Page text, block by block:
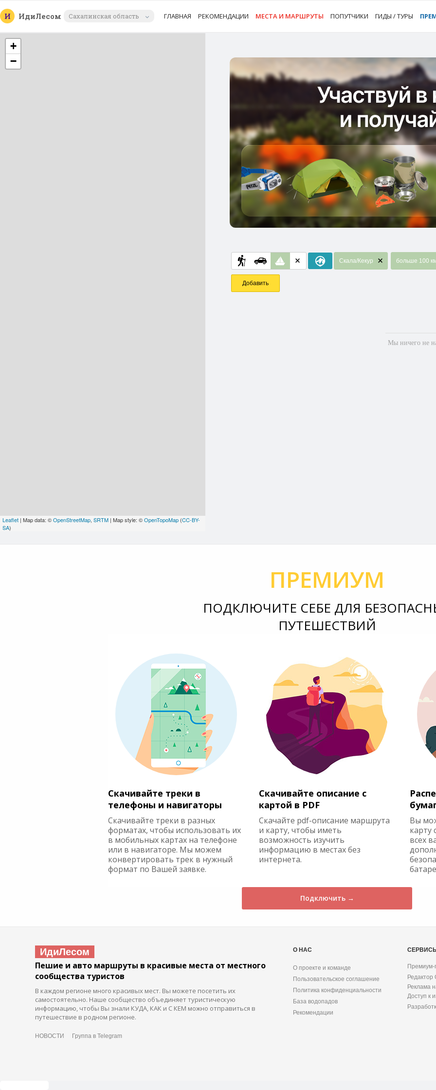
И ИдиЛесом Сахалинская область ГЛАВНАЯ РЕКОМЕНДАЦИИ МЕСТА И МАРШРУТЫ ПОПУТЧИКИ ГИДЫ / ТУРЫ
+
−
Leaflet | Map data: ©OpenStreetMap, SRTM | Map style: ©OpenTopoMap (CC-BY-
SA)
Скала/Кекур больше 100
Добавить
Мы ничего не
ПРЕМИУМ
ПОДКЛЮЧИТЕ СЕБЕ ДЛЯ
ПУТЕШЕСТВИЙ
Скачивайте треки в
телефоны и навигаторы
Скачивайте треки в разных
форматах, чтобы использовать их
в мобильных картах на телефоне
или в навигаторе. Мы можем
конвертировать трек в нужный
формат по Вашей заявке.
Скачивайте описание с
картой в PDF
Скачайте pdf-описание маршрута
и карту, чтобы иметь
возможность изучить
информацию в местах без
интернета.
Вы
карту
всех
Подключить →
ИдиЛесом
Пешие и авто маршруты в красивые места от местного
сообщества туристов
В каждом регионе много красивых мест. Вы можете посетить их
самостоятельно. Наше сообщество объединяет туристическую
информацию, чтобы Вы знали КУДА, КАК и С КЕМ можно отправиться в
путешествие в родном регионе.
НОВОСТИ Группа в Telegram
О НАС
О проекте и команде
Пользовательское соглашение
Политика конфиденциальности
База водопадов
Рекомендации
Премиум-
Редактор
Реклама
Доступ к